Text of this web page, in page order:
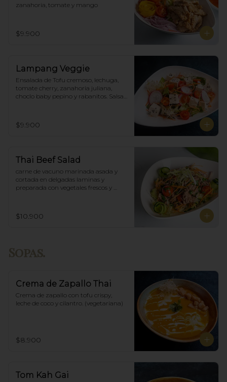
zanahoria, tomate y mango
$9.900
Lampang Veggie
Ensalada de Tofu cremoso, lechuga,
tomate cherry, zanahoria juliana,
choclo baby pepino y rabanitos. Salsa
$9.900
Thai Beef Salad
carne de vacuno marinada asada y
cortada en delgadas laminas y
preparada con vegetales frescos y
$10.900
Crema de Zapallo Thai
Crema de zapallo con tofu crispy,
leche de coco y cilantro. (vegetariana)
$8.900
Tom Kah Gai